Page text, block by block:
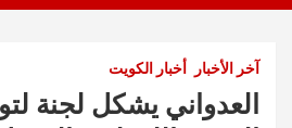
آخر الأخبار أخبار الكويت
العدواني يشكل لجنة